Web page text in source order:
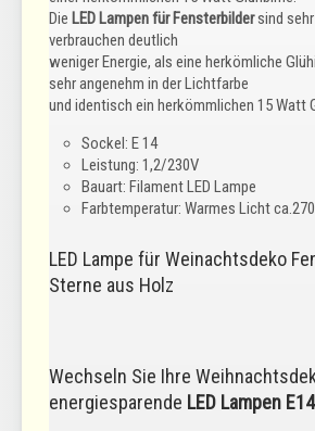
Die LED Lampen für Fensterbildersind sehr
verbrauchen deutlich
weniger Energie, als eine herkömliche
sehr angenehm in der Lichtfarbe
und identisch ein herkömmlichen 15 Watt
Sockel: E 14
Leistung: 1,2/230V
Bauart: Filament LED Lampe
Farbtemperatur: Warmes Licht
LED Lampe für Weinachtsdeko
Sterne aus Holz
Wechseln Sie Ihre
energiesparende LED Lampen E14